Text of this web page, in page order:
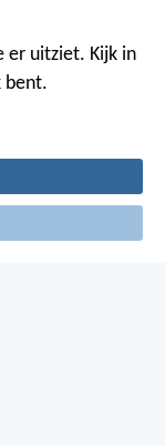
er uitziet. Kijk in
bent.